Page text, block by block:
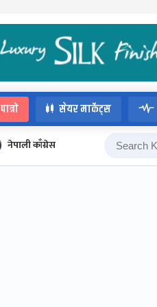
पात्रो सेयर मार्केट्स
नेपाली काँग्रेस